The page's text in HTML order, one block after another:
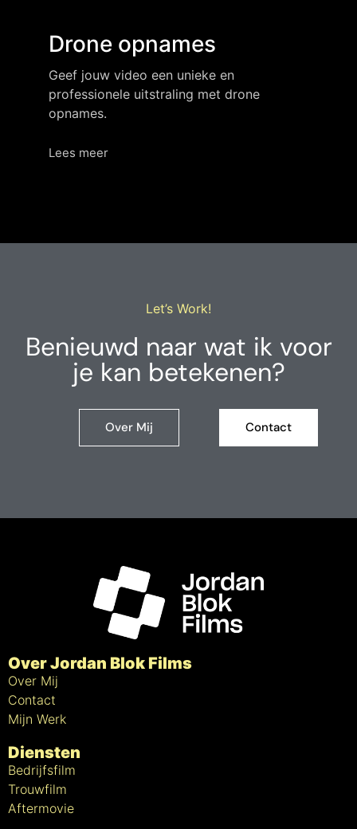
Drone opnames
Geef jouw video een unieke en
professionele uitstraling met drone
opnames.
Lees meer
Let’s Work!
Benieuwd naar wat ik voor
je kan betekenen?
Over Mij Contact
Over Jordan Blok Films
Over Mij
Contact
Mijn Werk
Diensten
Bedrijfsfilm
Trouwfilm
Aftermovie